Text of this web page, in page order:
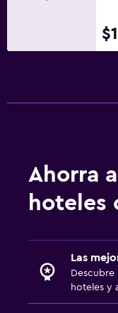
Ahorra
hoteles
Las
Descubre
hoteles y